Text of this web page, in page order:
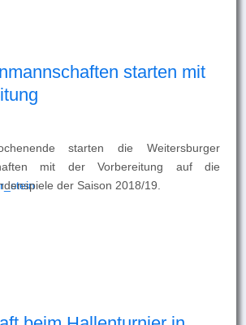
starten mit
starten die Weitersburger
mit der Vorbereitung auf die
der Saison 2018/19.